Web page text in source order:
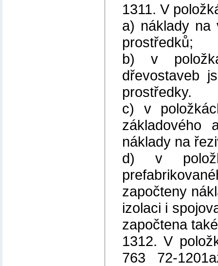
1311. V
a) náklady na
prostředků;
b) v
dřevostaveb
prostředky.
c) v
základového
náklady na
d) v
započteny
izolaci i
započtena
1312. V
763 72-